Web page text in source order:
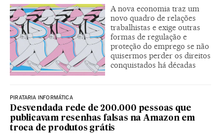
A nova economia traz um
novo quadro de relações
trabalhistas e exige outras
formas de regulação e
proteção do emprego se não
quisermos perder os direitos
conquistados há décadas
PIRATARIA INFORMÁTICA
Desvendada rede de 200.000 pessoas que
publicavam resenhas falsas na Amazon em
troca de produtos grátis